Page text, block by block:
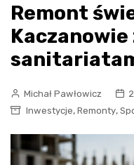
Remont
Kaczanowie
Michał Pawłowicz
Inwestycje, Remonty,